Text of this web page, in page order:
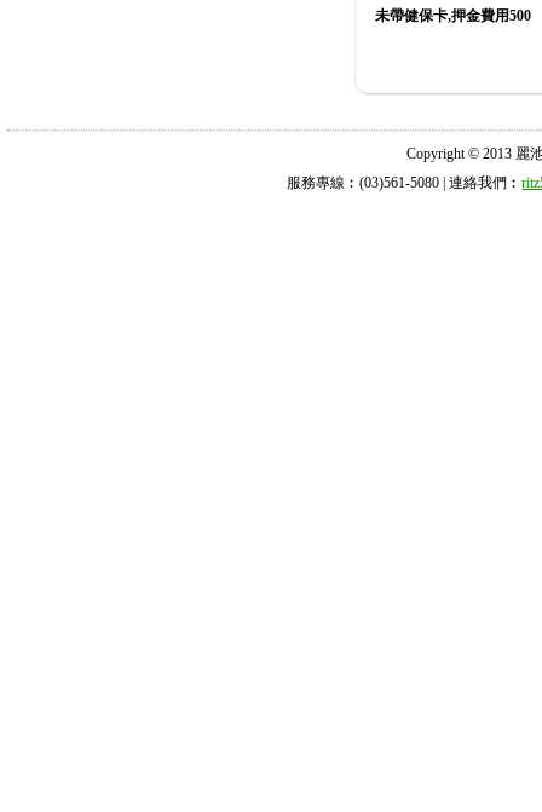
未帶健保卡,押金費用500
Copyright © 2013 麗
服務專線︰(03)561-5080 | 連絡我們︰